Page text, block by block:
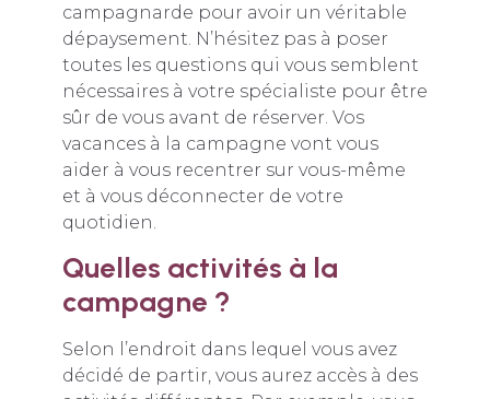
campagnarde pour avoir un véritable
dépaysement. N’hésitez pas à poser
toutes les questions qui vous semblent
nécessaires à votre spécialiste pour être
sûr de vous avant de réserver. Vos
vacances à la campagne vont vous
aider à vous recentrer sur vous-même
et à vous déconnecter de votre
quotidien.
Quelles activités à la
campagne ?
Selon l’endroit dans lequel vous avez
décidé de partir, vous aurez accès à des